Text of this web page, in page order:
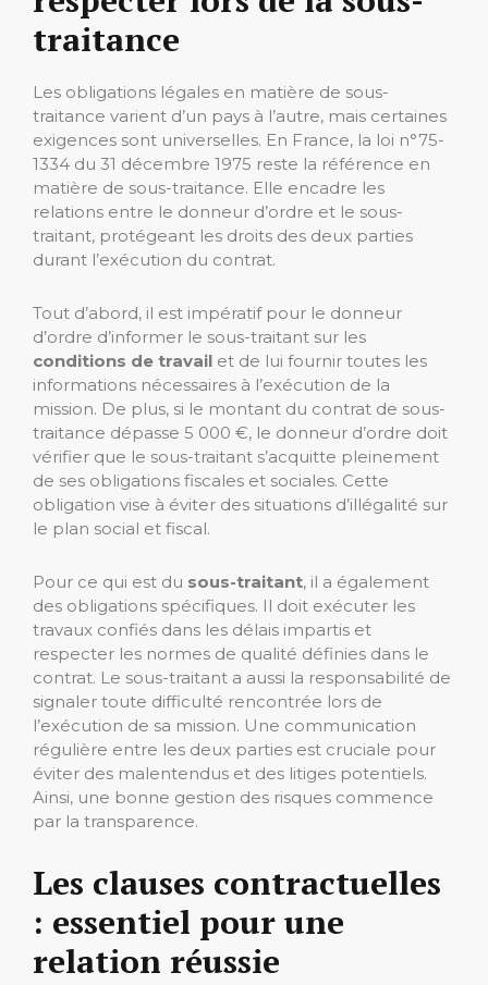
traitance
Les obligations légales en matière de sous-
traitance varient d’un pays à l’autre, mais certaines
exigences sont universelles. En France, la loi n°75-
1334 du 31 décembre 1975 reste la référence en
matière de sous-traitance. Elle encadre les
relations entre le donneur d’ordre et le sous-
traitant, protégeant les droits des deux parties
durant l’exécution du contrat.
Tout d’abord, il est impératif pour le donneur
d’ordre d’informer le sous-traitant sur les
conditions de travail et de lui fournir toutes les
informations nécessaires à l’exécution de la
mission. De plus, si le montant du contrat de sous-
traitance dépasse 5 000 €, le donneur d’ordre doit
vérifier que le sous-traitant s’acquitte pleinement
de ses obligations fiscales et sociales. Cette
obligation vise à éviter des situations d’illégalité sur
le plan social et fiscal.
Pour ce qui est du sous-traitant, il a également
des obligations spécifiques. Il doit exécuter les
travaux confiés dans les délais impartis et
respecter les normes de qualité définies dans le
contrat. Le sous-traitant a aussi la responsabilité de
signaler toute difficulté rencontrée lors de
l’exécution de sa mission. Une communication
régulière entre les deux parties est cruciale pour
éviter des malentendus et des litiges potentiels.
Ainsi, une bonne gestion des risques commence
par la transparence.
Les clauses contractuelles
: essentiel pour une
relation réussie